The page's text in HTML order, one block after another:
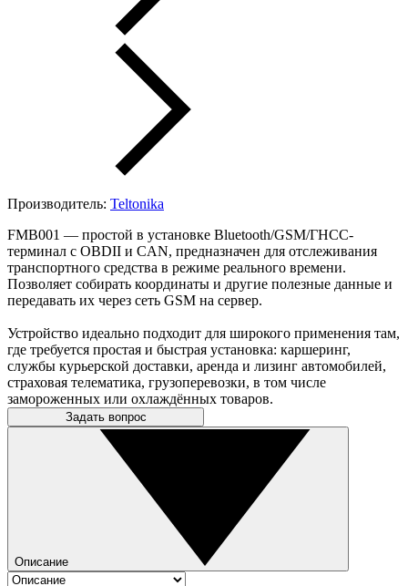
Производитель: Teltonika
FMB001 — простой в установке Bluetooth/GSM/ГНСС-
терминал с OBDII и CAN, предназначен для отслеживания
транспортного средства в режиме реального времени.
Позволяет собирать координаты и другие полезные данные и
передавать их через сеть GSM на сервер.
Устройство идеально подходит для широкого применения там,
где требуется простая и быстрая установка: каршеринг,
службы курьерской доставки, аренда и лизинг автомобилей,
страховая телематика, грузоперевозки, в том числе
замороженных или охлаждённых товаров.
Задать вопрос
Описание